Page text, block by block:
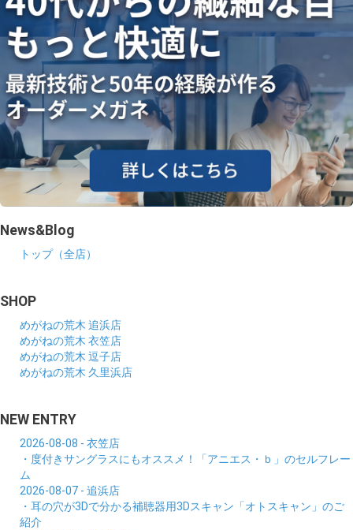
News&Blog
トップ（全店）
SHOP
めがねの荒木 追浜店
めがねの荒木 衣笠店
めがねの荒木 逗子店
めがねの荒木 久里浜店
NEW ENTRY
2026-08-08 - 衣笠店
・度付きサングラスにもオススメ！「アニエス・ｂ」のセルフレー
ム
2026-08-07 - 追浜店
・耳の穴が3Dで分かる補聴器用3Dスキャン「オトスキャン」のご
紹介